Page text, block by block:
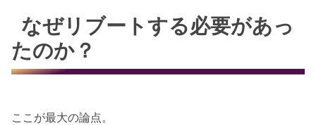
なぜリブートする必要があっ
たのか？
ここが最大の論点。